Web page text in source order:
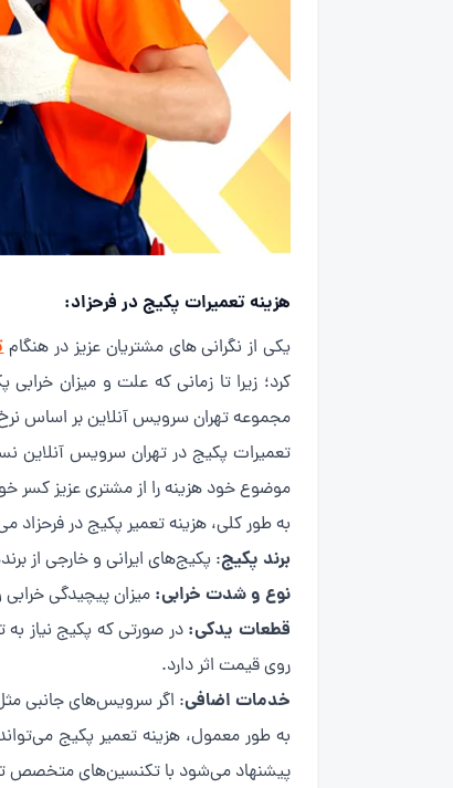
هزینه تعمیرات پکیج در فرحزاد:
یکی از نگرانی های مشتریان عزیز در هنگام
کرد؛ زیرا تا زمانی که علت و میزان
مجموعه تهران سرویس آنلاین بر اساس
تعمیرات پکیج در تهران سرویس آنلاین
موضوع خود هزینه را از مشتری عزیز کسر
به طور کلی، هزینه تعمیر پکیج در فرحزاد
برند پکیج: پکیج‌های ایرانی و خارجی از
نوع و شدت خرابی: میزان پیچیدگی
قطعات یدکی: در صورتی که پکیج نیاز
روی قیمت اثر دارد.
خدمات اضافی: اگر سرویس‌های جانبی
پیشنهاد می‌شود با تکنسین‌های متخصص